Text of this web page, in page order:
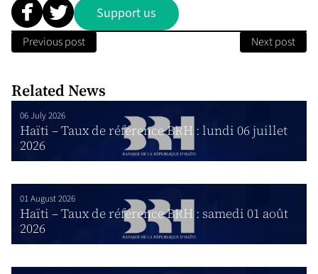
Support us
Previous post Next post
Related News
06 July 2026
Haïti – Taux de référence BRH : lundi 06 juillet
2026
01 August 2026
Haïti – Taux de référence BRH : samedi 01 août
2026